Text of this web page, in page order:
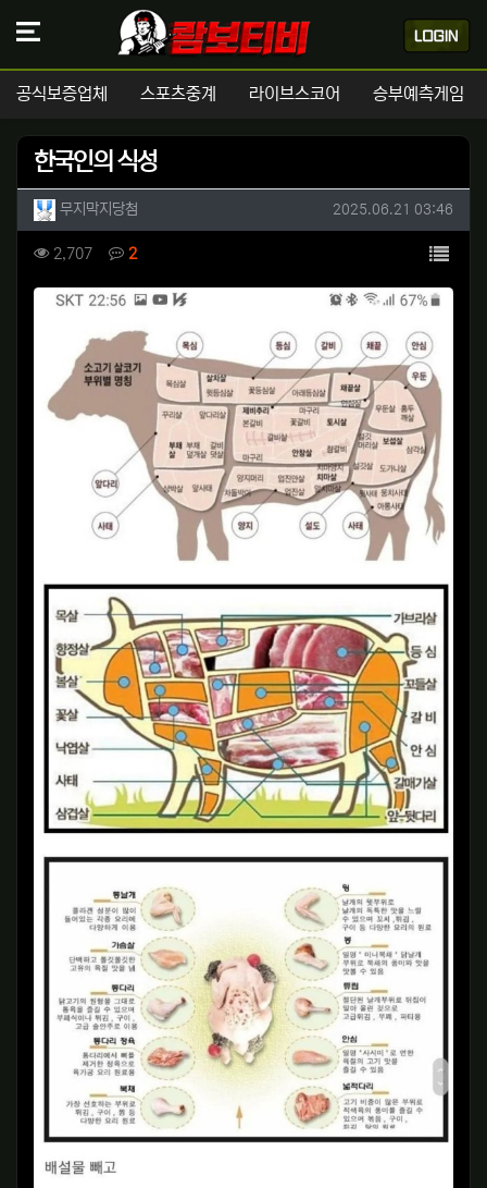
공식보증업체 스포츠중계 라이브스코어 승부예측게임
한국인의 식성
작성자 정보
무지막지당첨 작성일
2025.06.21 03:46
컨텐츠 정보
2,707조회 2댓글 목록
본문